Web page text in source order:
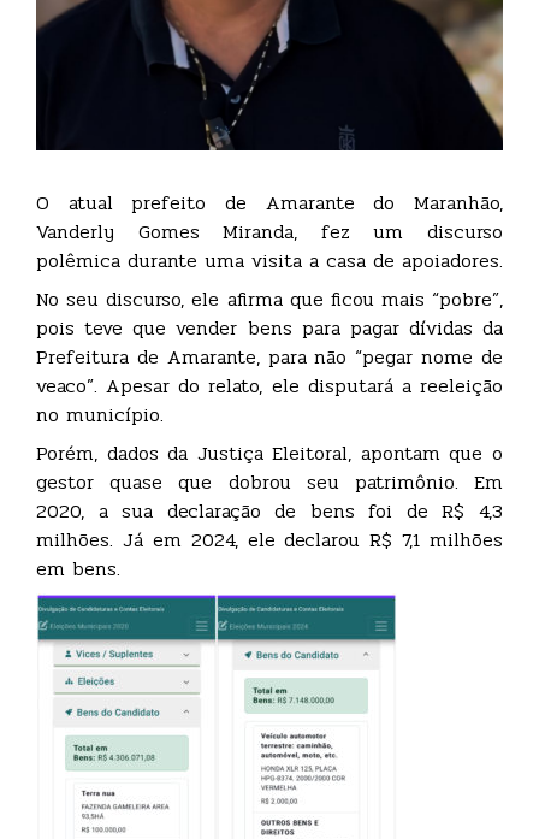
O atual prefeito de Amarante do Maranhão,
Vanderly Gomes Miranda, fez um discurso
polêmica durante uma visita a casa de apoiadores.
No seu discurso, ele afirma que ficou mais “pobre”,
pois teve que vender bens para pagar dívidas da
Prefeitura de Amarante, para não “pegar nome de
veaco”. Apesar do relato, ele disputará a reeleição
no município.
Porém, dados da Justiça Eleitoral, apontam que o
gestor quase que dobrou seu patrimônio. Em
2020, a sua declaração de bens foi de R$ 4,3
milhões. Já em 2024, ele declarou R$ 7,1 milhões
em bens.